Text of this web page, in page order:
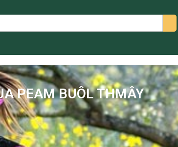
PEAM BUÔL THMÂY